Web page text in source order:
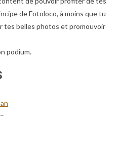
de Fotoloco, à moins que tu
tes belles photos et promouvoir
podium.